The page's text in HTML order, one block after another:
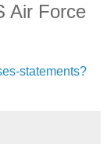
Air Force
statements?